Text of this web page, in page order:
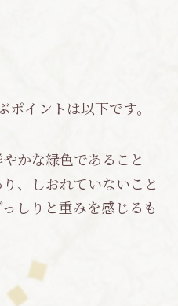
イントは以下です。
かな緑色であること
、しおれていないこと
しりと重みを感じるも